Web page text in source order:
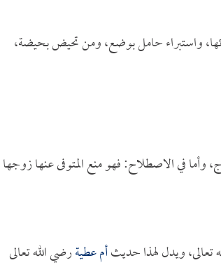
واستبراء حامل بوضع، ومن تحيض بحيضة،
وأما في الاصطلاح: فهو منع المتوفى عنها زوجها
تعالى، ويدل لهذا حديثأم عطيةرضي الله تعالى